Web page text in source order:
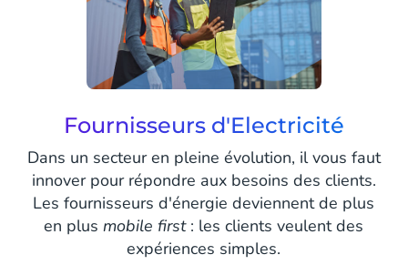
Fournisseurs d'Electricité
Dans un secteur en pleine évolution, il vous faut
innover pour répondre aux besoins des clients.
Les fournisseurs d'énergie deviennent de plus
en plusmobile first: les clients veulent des
expériences simples.